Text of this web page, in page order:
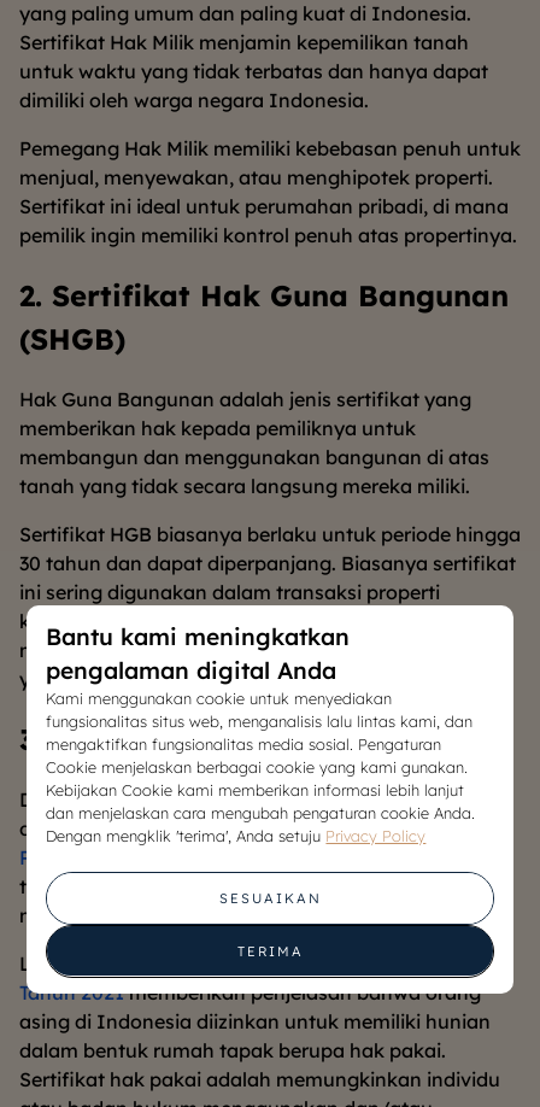
yang paling umum dan paling kuat di Indonesia.
Sertifikat Hak Milik menjamin kepemilikan tanah
untuk waktu yang tidak terbatas dan hanya dapat
dimiliki oleh warga negara Indonesia.
Pemegang Hak Milik memiliki kebebasan penuh untuk
menjual, menyewakan, atau menghipotek properti.
Sertifikat ini ideal untuk perumahan pribadi, di mana
pemilik ingin memiliki kontrol penuh atas propertinya.
2. Sertifikat Hak Guna Bangunan
(SHGB)
Hak Guna Bangunan adalah jenis sertifikat yang
memberikan hak kepada pemiliknya untuk
membangun dan menggunakan bangunan di atas
tanah yang tidak secara langsung mereka miliki.
Sertifikat HGB biasanya berlaku untuk periode hingga
30 tahun dan dapat diperpanjang. Biasanya sertifikat
ini sering digunakan dalam transaksi properti
komersial atau oleh
developer property
membangun kompleks perumahan di atas tanah
yang belum mereka miliki sepenuhnya.
3. Hak Pakai
Di Indonesia, kepemilikan properti oleh orang asing
diatur secara ketat. Sesuai dengan Pasal 2 Ayat (2)
Peraturan Pemerintah (PP) Nomor 103 Tahun 2015
terdapat pembatasan bagi orang asing dalam
memiliki properti.
Lebih lanjut, Pasal 71 dan Pasal 72 dari
Tahun 2021memberikan penjelasan bahwa orang
asing di Indonesia diizinkan untuk memiliki hunian
dalam bentuk rumah tapak berupa hak pakai.
Sertifikat hak pakai adalah memungkinkan individu
Bantu kami meningkatkan
pengalaman digital Anda
Kami menggunakan cookie untuk menyediakan
fungsionalitas situs web, menganalisis lalu lintas kami, dan
mengaktifkan fungsionalitas media sosial. Pengaturan
Cookie menjelaskan berbagai cookie yang kami gunakan.
Kebijakan Cookie kami memberikan informasi lebih lanjut
dan menjelaskan cara mengubah pengaturan cookie Anda.
Dengan mengklik 'terima', Anda setuju Privacy Policy
SESUAIKAN
TERIMA